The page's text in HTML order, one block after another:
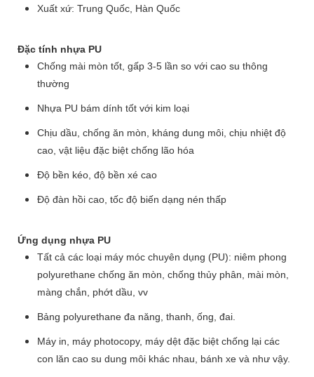
Xuất xứ: Trung Quốc, Hàn Quốc
Đặc tính nhựa PU
Chống mài mòn tốt, gấp 3-5 lần so với cao su thông
thường
Nhựa PU bám dính tốt với kim loại
Chịu dầu, chống ăn mòn, kháng dung môi, chịu nhiệt độ
cao, vật liệu đặc biệt chống lão hóa
Độ bền kéo, độ bền xé cao
Độ đàn hồi cao, tốc độ biến dạng nén thấp
Ứng dụng nhựa PU
Tất cả các loại máy móc chuyên dụng (PU): niêm phong
polyurethane chống ăn mòn, chống thủy phân, mài mòn,
màng chắn, phớt dầu, vv
Bảng polyurethane đa năng, thanh, ống, đai.
Máy in, máy photocopy, máy dệt đặc biệt chống lại các
con lăn cao su dung môi khác nhau, bánh xe và như vậy.